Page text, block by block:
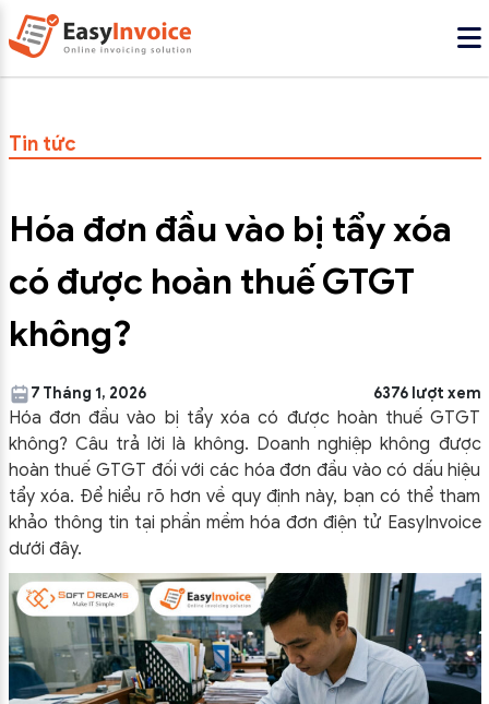
Tin tức
Hóa đơn đầu vào bị tẩy xóa
có được hoàn thuế GTGT
không?
7 Tháng 1, 2026 6376 lượt xem
Hóa đơn đầu vào bị tẩy xóa có được hoàn thuế GTGT
không? Câu trả lời là không. Doanh nghiệp không được
hoàn thuế GTGT đối với các hóa đơn đầu vào có dấu hiệu
tẩy xóa. Để hiểu rõ hơn về quy định này, bạn có thể tham
khảo thông tin tại phần mềm hóa đơn điện tử EasyInvoice
dưới đây.